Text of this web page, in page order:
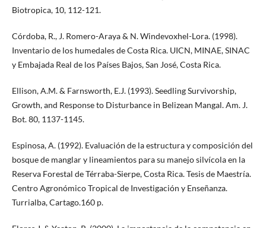
Biotropica, 10, 112-121.
Córdoba, R., J. Romero-Araya & N. Windevoxhel-Lora. (1998).
Inventario de los humedales de Costa Rica. UICN, MINAE, SINAC
y Embajada Real de los Países Bajos, San José, Costa Rica.
Ellison, A.M. & Farnsworth, E.J. (1993). Seedling Survivorship,
Growth, and Response to Disturbance in Belizean Mangal. Am. J.
Bot. 80, 1137-1145.
Espinosa, A. (1992). Evaluación de la estructura y composición del
bosque de manglar y lineamientos para su manejo silvícola en la
Reserva Forestal de Térraba-Sierpe, Costa Rica. Tesis de Maestría.
Centro Agronómico Tropical de Investigación y Enseñanza.
Turrialba, Cartago.160 p.